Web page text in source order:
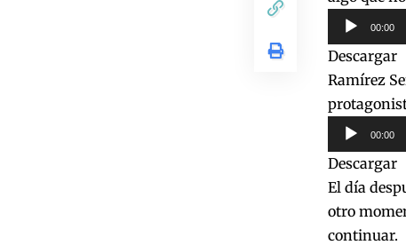
de
audio
00:00
Descargar
Ramírez
de
audio
00:00
Descargar
El día
otro
continuar.